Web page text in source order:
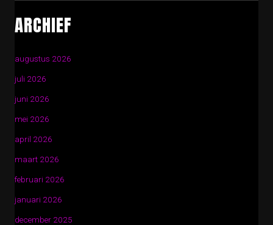
ARCHIEF
augustus 2026
juli 2026
juni 2026
mei 2026
april 2026
maart 2026
februari 2026
januari 2026
december 2025